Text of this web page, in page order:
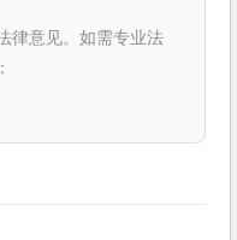
律意见。如需专业法